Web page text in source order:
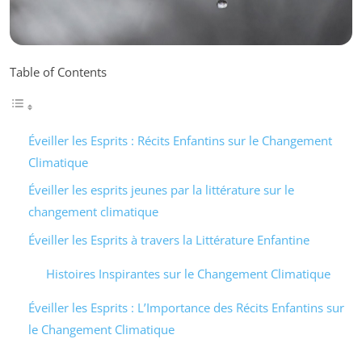
Table of Contents
Éveiller les Esprits : Récits Enfantins sur le Changement
Climatique
Éveiller les esprits jeunes par la littérature sur le
changement climatique
Éveiller les Esprits à travers la Littérature Enfantine
Histoires Inspirantes sur le Changement Climatique
Éveiller les Esprits : L’Importance des Récits Enfantins sur
le Changement Climatique